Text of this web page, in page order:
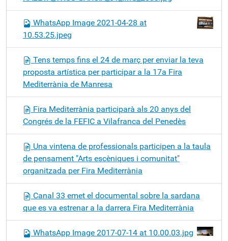
WhatsApp Image 2021-04-28 at
10.53.25.jpeg
Tens temps fins el 24 de març per enviar la teva
proposta artística per participar a la 17a Fira
Mediterrània de Manresa
Fira Mediterrània participarà als 20 anys del
Congrés de la FEFIC a Vilafranca del Penedès
Una vintena de professionals participen a la taula
de pensament "Arts escèniques i comunitat"
organitzada per Fira Mediterrània
Canal 33 emet el documental sobre la sardana
que es va estrenar a la darrera Fira Mediterrània
WhatsApp Image 2017-07-14 at 10.00.03.jpg